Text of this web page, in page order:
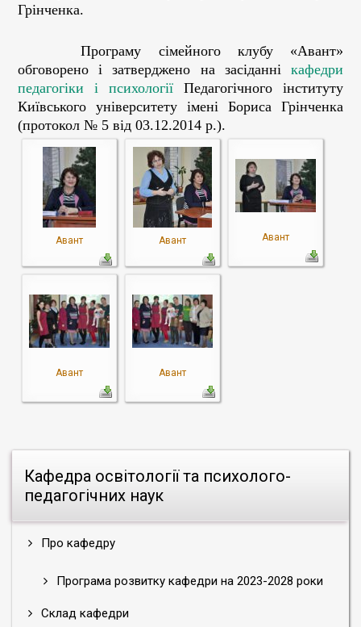
Кафедра освітології та психолого-
педагогічних наук
Про кафедру
Програма розвитку кафедри на 2023-2028 роки
Склад кафедри
Грінченка.
Програму сімейного клубу «Авант»
обговорено і затверджено на засіданні кафедри
педагогіки і психології Педагогічного інституту
Київського університету імені Бориса Грінченка
(протокол № 5 від 03.12.2014 р.).
Авант Авант Авант
Авант Авант